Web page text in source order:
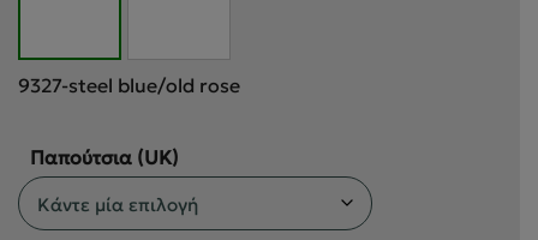
9327-steel blue/old rose
Παπούτσια (UK)